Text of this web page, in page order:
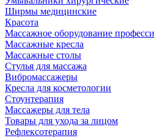
Ширмы медицинские
Красота
Массажное оборудование
Массажные кресла
Массажные столы
Стулья для массажа
Вибромассажеры
Кресла для косметологии
Стоунтерапия
Массажеры для тела
Товары для ухода за лицом
Рефлексотерапия